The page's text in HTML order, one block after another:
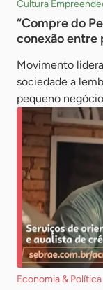
Cultura
“Compre do
conexão entre
Movimento
sociedade a
pequeno
Economia & Política